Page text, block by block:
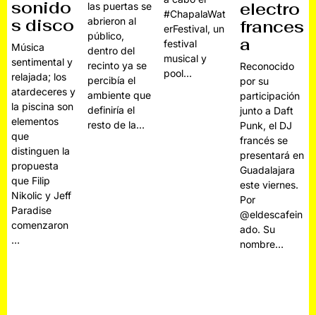
sonido
s disco
Música
sentimental y
relajada; los
atardeceres y
la piscina son
elementos
que
distinguen la
propuesta
que Filip
Nikolic y Jeff
Paradise
comenzaron
…
las puertas se
abrieron al
público,
dentro del
recinto ya se
percibía el
ambiente que
definiría el
resto de la…
#ChapalaWat
erFestival, un
festival
musical y
pool…
electro
frances
a
Reconocido
por su
participación
junto a Daft
Punk, el DJ
francés se
presentará en
Guadalajara
este viernes.
Por
@eldescafein
ado. Su
nombre…